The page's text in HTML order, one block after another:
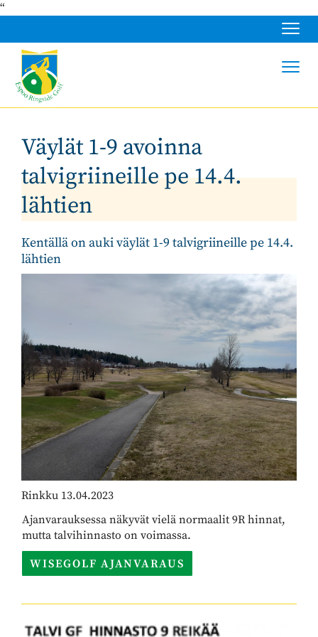
“
Väylät 1-9 avoinna
talvigriineille pe 14.4.
lähtien
Kentällä on auki väylät 1-9 talvigriineille pe 14.4.
lähtien
Rinkku 13.04.2023
Ajanvarauksessa näkyvät vielä normaalit 9R hinnat,
mutta talvihinnasto on voimassa.
WISEGOLF AJANVARAUS